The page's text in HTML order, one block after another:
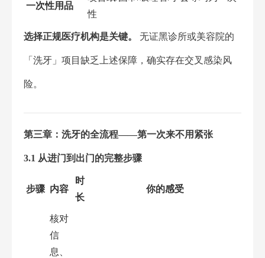
一次性用品
性
选择正规医疗机构是关键。 无证黑诊所或美容院的
「洗牙」项目缺乏上述保障，确实存在交叉感染风
险。
第三章：洗牙的全流程——第一次来不用紧张
3.1 从进门到出门的完整步骤
步骤 内容
时
长
你的感受
核对
信
息、